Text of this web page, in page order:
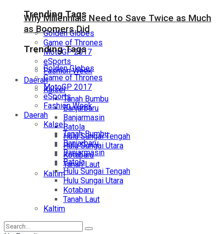
Trending Tags
Golden Globes
Game of Thrones
MotoGP 2017
eSports
Fashion Week
Daerah
Kalsel
Tanah Bumbu
Banjarbaru
Banjarmasin
Batola
Hulu Sungai Tengah
Hulu Sungai Utara
Kotabaru
Tanah Laut
Kaltim
Why Millennials Need to Save Twice as Much
as Boomers Did
Trending Tags
Golden Globes
Game of Thrones
MotoGP 2017
eSports
Fashion Week
Daerah
Kalsel
Tanah Bumbu
Banjarbaru
Banjarmasin
Batola
Hulu Sungai Tengah
Hulu Sungai Utara
Kotabaru
Tanah Laut
Kaltim